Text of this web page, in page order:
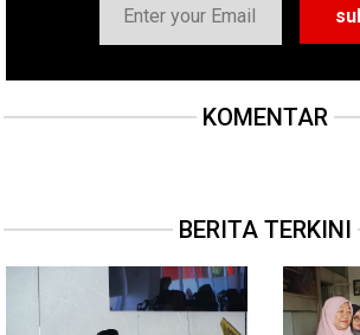
KOMENTAR
BERITA TERKINI